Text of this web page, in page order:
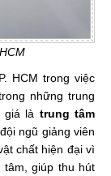
HCM trong việc
những trung
giá là trung tâm
ngũ giảng viên
chất hiện đại vì
giúp thu hút